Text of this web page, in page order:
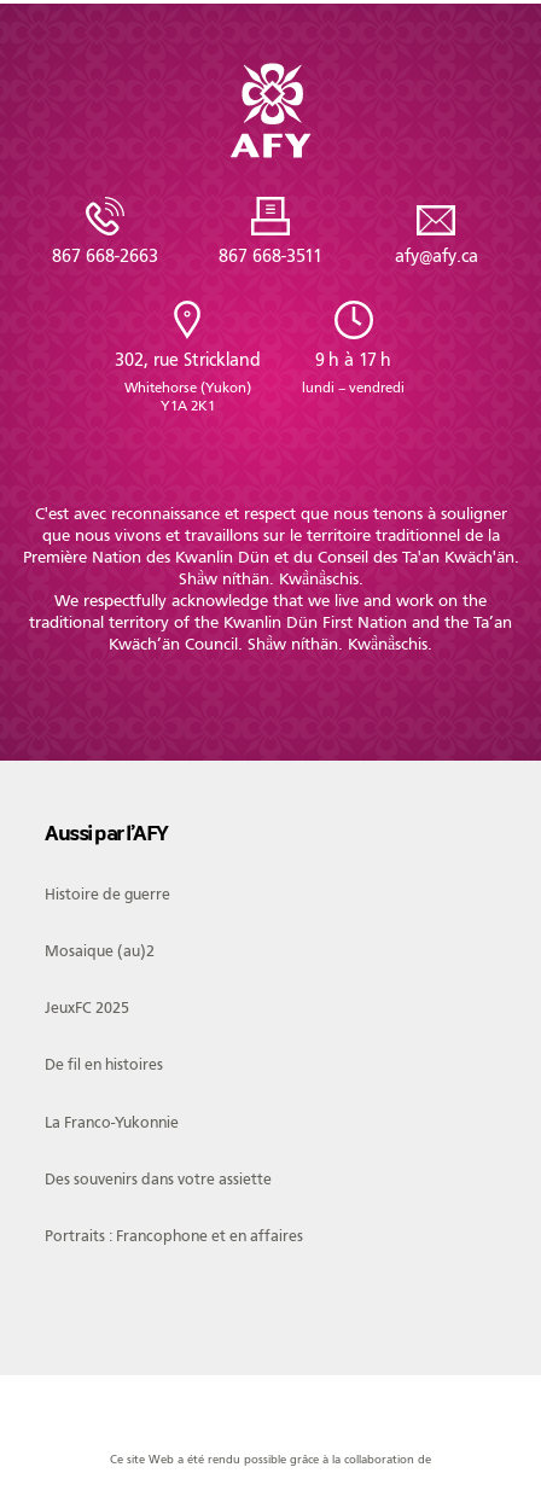
867 668-2663 867 668-3511 afy@afy.ca
302, rue Strickland
Whitehorse (Yukon)
Y1A 2K1
9 h à 17 h
lundi – vendredi
C'est avec reconnaissance et respect que nous tenons à souligner
que nous vivons et travaillons sur le territoire traditionnel de la
Première Nation des Kwanlin Dün et du Conseil des Ta'an Kwäch'än.
Shä̀w níthän. Kwä̀nä̀schis.
We respectfully acknowledge that we live and work on the
traditional territory of the Kwanlin Dün First Nation and the Ta’an
Kwäch’än Council. Shä̀w níthän. Kwä̀nä̀schis.
Aussi par l’AFY
Histoire de guerre
Mosaique (au)2
JeuxFC 2025
De fil en histoires
La Franco-Yukonnie
Des souvenirs dans votre assiette
Portraits : Francophone et en affaires
Ce site Web a été rendu possible grâce à la collaboration de